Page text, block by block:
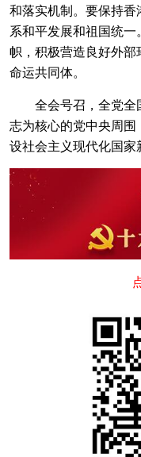
和落实机制。要保持
系和平发展和祖国统
帜，积极营造良好外
命运共同体。
全会号召，全党全
志为核心的党中央周
设社会主义现代化国家